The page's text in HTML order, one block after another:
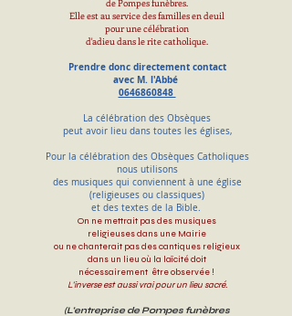
de Pompes funèbres.
Elle est au service des familles en deuil
pour une célébration
d'adieu dans le rite catholique.
Prendre donc directement contact
avec M. l'Abbé
0646860848
La célébration des Obsèques
peut avoir lieu dans toutes les églises,
Pour la célébration des Obsèques Catholiques
nous utilisons
des musiques qui conviennent à une église
(religieuses ou classiques)
et des textes de la Bible.
On ne mettrait pas des musiques
religieuses dans une Mairie
ou ne chanterait pas des cantiques religieux
dans un lieu où la laïcité doit
nécessairement être observée !
L'inverse est aussi vraipour un lieu sacré.
(L'entreprise de Pompes funèbres